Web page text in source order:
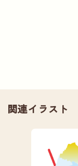
関連イラスト